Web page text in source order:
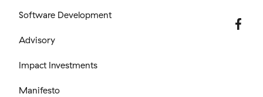
Software Development
Advisory
Impact Investments
Manifesto